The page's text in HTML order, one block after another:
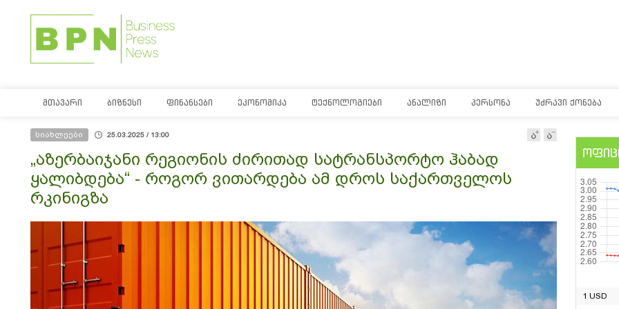
ᲛᲗᲐᲕᲐᲠᲘ ᲑᲘᲖᲜᲔᲡᲘ ᲤᲘᲜᲐᲜᲡᲔᲑᲘ ᲔᲙᲝᲜᲝᲛᲘᲙᲐ ᲢᲔᲥᲜᲝᲚᲝᲒᲘᲔᲑᲘ ᲐᲜᲐᲚᲘᲖᲘ ᲞᲔᲠᲡᲝᲜᲐ ᲣᲫᲠᲐᲕᲘ ᲥᲝᲜᲔᲑᲐ
სიახლეები 25.03.2025 / 13:00
„აზერბაიჯანი რეგიონის ძირითად სატრანსპორტო ჰაბად
ყალიბდება“ - როგორ ვითარდება ამ დროს საქართველოს
რკინიგზა
1 USD